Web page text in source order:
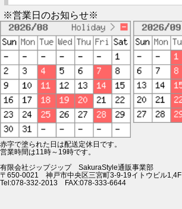
※営業日のお知らせ※
赤字で塗られた日は配送定休日です。
営業時間は11時～19時です。
有限会社ジップジップ SakuraStyle通販事業部
〒650-0021 神戸市中央区三宮町3-9-19イトウビル1,4F
Tel:078-332-2013 FAX:078-333-6644